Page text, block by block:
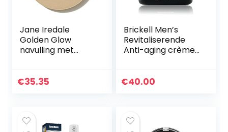
Jane Iredale
Golden Glow
navulling met
€35.35
Brickell Men’s
Revitaliserende
Anti-aging crème
Organische Anti-
€40.00